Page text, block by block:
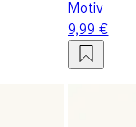
Motiv
9,99 €